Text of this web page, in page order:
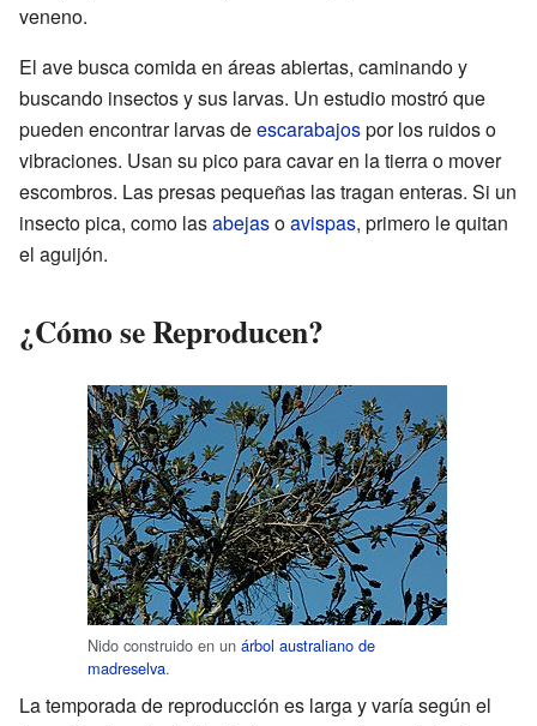
veneno.
El ave busca comida en áreas abiertas, caminando y
buscando insectos y sus larvas. Un estudio mostró que
pueden encontrar larvas deescarabajospor los ruidos o
vibraciones. Usan su pico para cavar en la tierra o mover
escombros. Las presas pequeñas las tragan enteras. Si un
insecto pica, como lasabejasoavispas, primero le quitan
el aguijón.
¿Cómo se Reproducen?
Nido construido en un árbol australiano de
madreselva.
La temporada de reproducción es larga y varía según el